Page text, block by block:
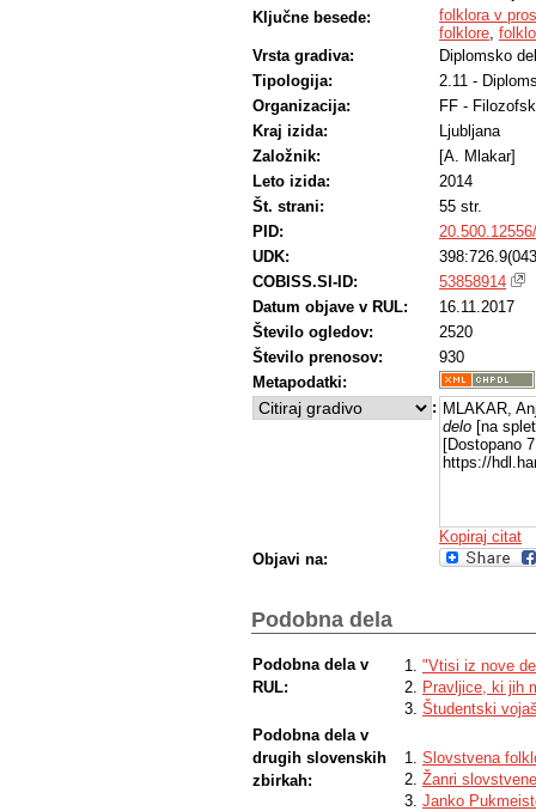
Ključne besede:
folklora v
folklore,
Vrsta gradiva:
Diplomsko
Tipologija:
2.11 -
Organizacija:
FF -
Kraj izida:
Ljubljana
Založnik:
[A. Mlakar]
Leto izida:
2014
Št. strani:
55 str.
PID:
UDK:
COBISS.SI-ID:
53858914
Datum objave v RUL:
16.11.2017
Število ogledov:
2520
Število prenosov:
930
Metapodatki:
: MLAKAR,
delo [na
[Dostopano
https://
Kopiraj citat
Objavi na:
Podobna dela
Podobna dela v
RUL:
"Vtisi iz nove
Pravljice, ki jih
Študentski
Podobna dela v
drugih slovenskih
zbirkah:
Slovstvena
Žanri
Janko